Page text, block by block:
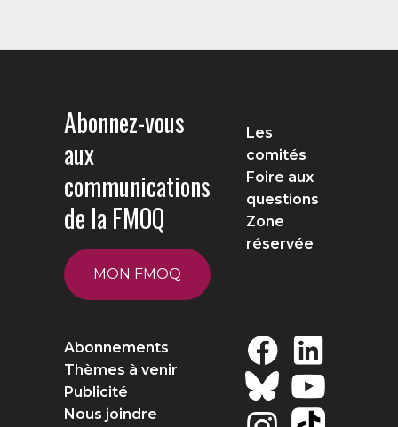
Abonnez-vous
aux
communications
de la FMOQ
MON FMOQ
Les
comités
Foire aux
questions
Zone
réservée
Abonnements
Thèmes à venir
Publicité
Nous joindre